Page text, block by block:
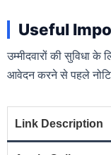
Useful
उम्मीदवारों की सुविधा के
आवेदन करने से पहले
Link Description